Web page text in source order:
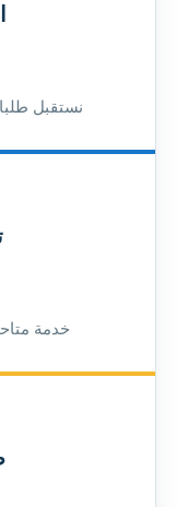
نستقبل
خدمة